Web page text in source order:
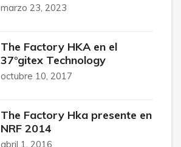
marzo 23, 2023
The Factory HKA en el
37°gitex Technology
octubre 10, 2017
The Factory Hka presente en
NRF 2014
abril 1, 2016